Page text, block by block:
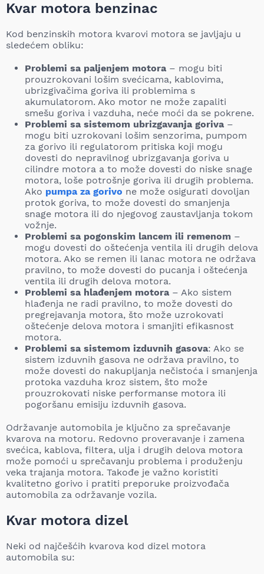
Kvar motora benzinac
Kod benzinskih motora kvarovi motora se javljaju u
sledećem obliku:
Problemi sa paljenjem motora – mogu biti
prouzrokovani lošim svećicama, kablovima,
ubrizgivačima goriva ili problemima s
akumulatorom. Ako motor ne može zapaliti
smešu goriva i vazduha, neće moći da se pokrene.
Problemi sa sistemom ubrizgavanja goriva –
mogu biti uzrokovani lošim senzorima, pumpom
za gorivo ili regulatorom pritiska koji mogu
dovesti do nepravilnog ubrizgavanja goriva u
cilindre motora a to može dovesti do niske snage
motora, loše potrošnje goriva ili drugih problema.
Ako pumpa za gorivo ne može osigurati dovoljan
protok goriva, to može dovesti do smanjenja
snage motora ili do njegovog zaustavljanja tokom
vožnje.
Problemi sa pogonskim lancem ili remenom –
mogu dovesti do oštećenja ventila ili drugih delova
motora. Ako se remen ili lanac motora ne održava
pravilno, to može dovesti do pucanja i oštećenja
ventila ili drugih delova motora.
Problemi sa hlađenjem motora – Ako sistem
hlađenja ne radi pravilno, to može dovesti do
pregrejavanja motora, što može uzrokovati
oštećenje delova motora i smanjiti efikasnost
motora.
Problemi sa sistemom izduvnih gasova: Ako se
sistem izduvnih gasova ne održava pravilno, to
može dovesti do nakupljanja nečistoća i smanjenja
protoka vazduha kroz sistem, što može
prouzrokovati niske performanse motora ili
pogoršanu emisiju izduvnih gasova.
Održavanje automobila je ključno za sprečavanje
kvarova na motoru. Redovno proveravanje i zamena
svećica, kablova, filtera, ulja i drugih delova motora
može pomoći u sprečavanju problema i produženju
veka trajanja motora. Takođe je važno koristiti
kvalitetno gorivo i pratiti preporuke proizvođača
automobila za održavanje vozila.
Kvar motora dizel
Neki od najčešćih kvarova kod dizel motora
automobila su: